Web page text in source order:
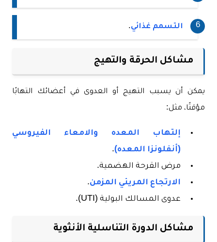
التسمم غذائي.
مشاكل الحرقة والتهيج
يمكن أن يسبب التهيج أو العدوى في أعضائك التهابًا
مؤقتًا، مثل:
إلتهاب المعده والامعاء الفيروسي
(أنفلونزا المعده).
مرض القرحة الهضمية.
الارتجاع المريئي المزمن.
عدوى المسالك البولية (UTI).
مشاكل الدورة التناسلية الأنثوية